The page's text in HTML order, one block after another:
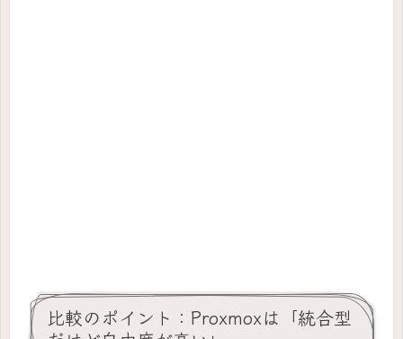
比較のポイント：Proxmoxは「統合型